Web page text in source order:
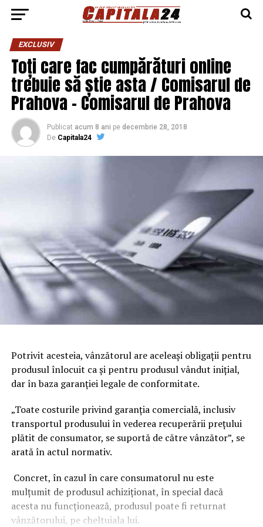
EXCLUSIV
Toți care fac cumpărături online
trebuie să știe asta / Comisarul de
Prahova – Comisarul de Prahova
Publicat acum 8 ani pe decembrie 28, 2018
De Capitala24
Potrivit acesteia, vânzătorul are aceleaşi obligaţii pentru
produsul înlocuit ca şi pentru produsul vândut iniţial,
dar în baza garanţiei legale de conformitate.
„Toate costurile privind garanţia comercială, inclusiv
transportul produsului în vederea recuperării preţului
plătit de consumator, se suportă de către vânzător”, se
arată în actul normativ.
Concret, în cazul în care consumatorul nu este
mulţumit de produsul achiziţionat, în special dacă
acesta nu funcţionează, produsul poate fi returnat
vânzătorului, pe cheltuiala lui.